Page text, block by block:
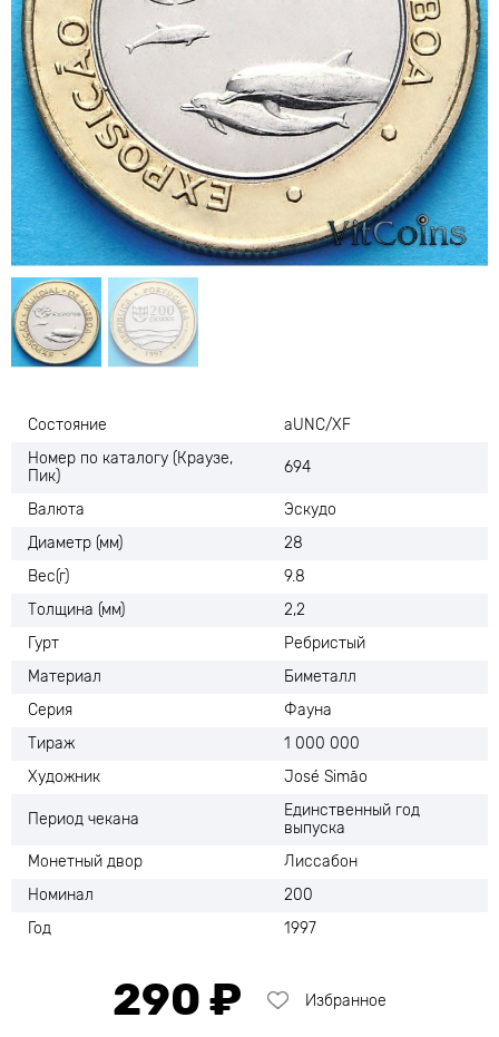
Состояние
аUNC/XF
Номер по каталогу (Краузе,
Пик)
694
Валюта
Эскудо
Диаметр (мм)
28
Вес(г)
9.8
Толщина (мм)
2,2
Гурт
Ребристый
Материал
Биметалл
Серия
Фауна
Тираж
1 000 000
Художник
José Simão
Период чекана
Единственный год
выпуска
Монетный двор
Лиссабон
Номинал
200
Год
1997
290 ₽ Избранное